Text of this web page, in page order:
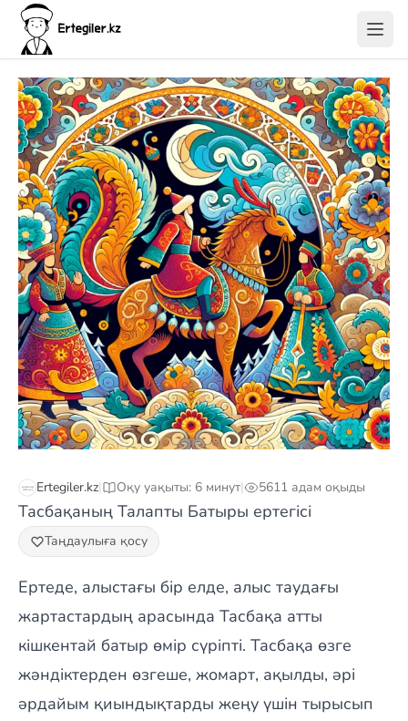
Ertegiler.kz| Оқу уақыты: 6 минут| 5611 адам оқыды
Тасбақаның Талапты Батыры ертегісі
Таңдаулыға қосу
Ертеде, алыстағы бір елде, алыс таудағы
жартастардың арасында Тасбақа атты
кішкентай батыр өмір сүріпті. Тасбақа өзге
жәндіктерден өзгеше, жомарт, ақылды, әрі
әрдайым қиындықтарды жеңу үшін тырысып